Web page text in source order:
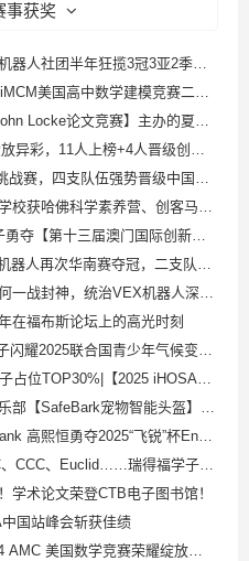
事获奖
半年狂揽3冠3亚2季，续写不败传奇！
美国高中数学建模竞赛二等奖！
文竞赛】主办的夏令营有什么含金量呢？
，11人上榜+4人晋级创佳绩！
伍强势晋级中国站！并获得最佳团队奖！
佛科学素养营、创客马拉松双授权
届澳门国际创新发明展】两个全球银奖！
华南赛夺冠，二支队伍双双晋级国赛
神，统治VEX机器人深圳选拔赛？
在福布斯论坛上的高光时刻
2025联合国青少年气候变化峰会！
【2025 iHOSA全球站】再攀高峰！
宠物智能头盔】斩获日内瓦发明展金奖！​
夺2025“飞锐”杯Enduro耐力赛季军！
瑞得福学子在国际学术赛场连创巅峰！
学术论文荣登CTB电子图书馆！
国站峰会斩获佳绩
国数学竞赛荣耀绽放，佳绩斐然！